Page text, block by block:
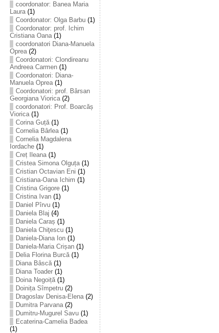
coordonator: Banea Maria
Laura(1)
Coordonator: Olga Barbu(1)
Coordonator: prof. Ichim
Cristiana Oana(1)
coordonatori Diana-Manuela
Oprea(2)
Coordonatori: Clondireanu
Andreea Carmen(1)
Coordonatori: Diana-
Manuela Oprea(1)
Coordonatori: prof. Bârsan
Georgiana Viorica(2)
coordonatori: Prof. Boarcăș
Viorica(1)
Corina Guță(1)
Cornelia Bârlea(1)
Cornelia Magdalena
Iordache(1)
Creț Ileana(1)
Cristea Simona Olguța(1)
Cristian Octavian Eni (1)
Cristiana-Oana Ichim (1)
Cristina Grigore(1)
Cristina Ivan(1)
Daniel Pîrvu(1)
Daniela Blaj (4)
Daniela Caraș (1)
Daniela Chiţescu(1)
Daniela-Diana Ion(1)
Daniela-Maria Crișan(1)
Delia Florina Burcă(1)
Diana Bâscă(1)
Diana Toader(1)
Doina Negoiță(1)
Doinița Sîmpetru(2)
Dragoslav Denisa-Elena(2)
Dumitra Parvana(2)
Dumitru-Mugurel Savu(1)
Ecaterina-Camelia Badea
(1)